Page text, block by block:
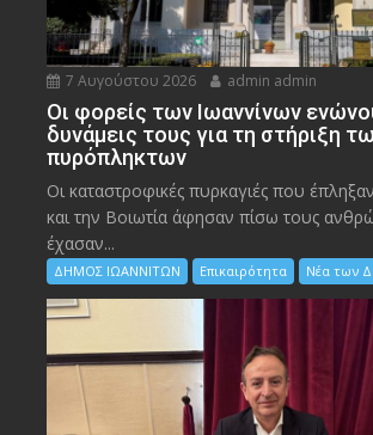
7 Αυγούστου 2026 admin admin
Οι φορείς των Ιωαννίνων
δυνάμεις τους για τη στήριξη
πυρόπληκτων
Οι καταστροφικές πυρκαγιές που
και την Bοιωτία άφησαν πίσω τους
έχασαν...
ΔΗΜΟΣ ΙΩΑΝΝΙΤΩΝ Επικαιρότητα Νέα των